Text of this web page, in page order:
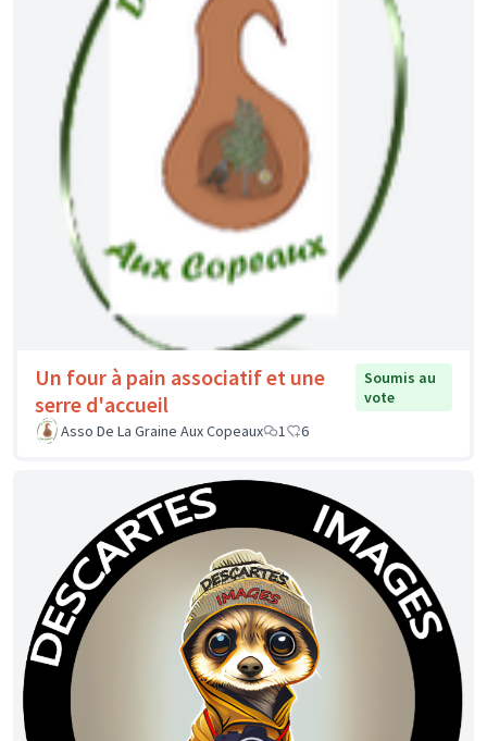
Un four à pain associatif et une
serre d'accueil
Soumis au
vote
Asso De La Graine Aux Copeaux
1 6